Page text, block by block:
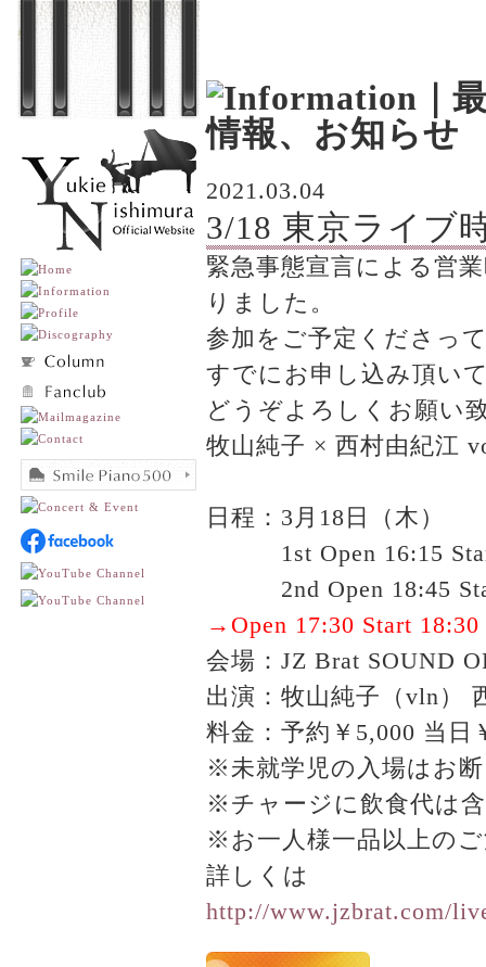
2021.03.04
3/18 東京ライブ
緊急事態宣言による営
りました。
参加をご予定くださっ
すでにお申し込み頂い
どうぞよろしくお願い
牧山純子 × 西村由紀江
日程：3月18日（木）
1st Open 16:15
2nd Open 18:45
→Open 17:30 Start
会場：JZ Brat SOUND
出演：牧山純子（vln）
料金：予約￥5,000 当日
※未就学児の入場はお
※チャージに飲食代は
※お一人様一品以上の
詳しくは
http://www.jzbrat.com/